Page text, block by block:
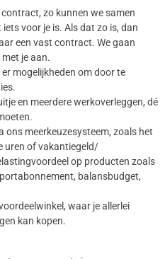
zo kunnen we samen
voor je is. Als dat zo is, dan
een vast contract. We gaan
je aan.
mogelijkheden om door te
en meerdere werkoverleggen, dé
ons meerkeuzesysteem, zoals het
uren of vakantiegeld/
op producten zoals
balansbudget,
waar je allerlei
kan kopen.